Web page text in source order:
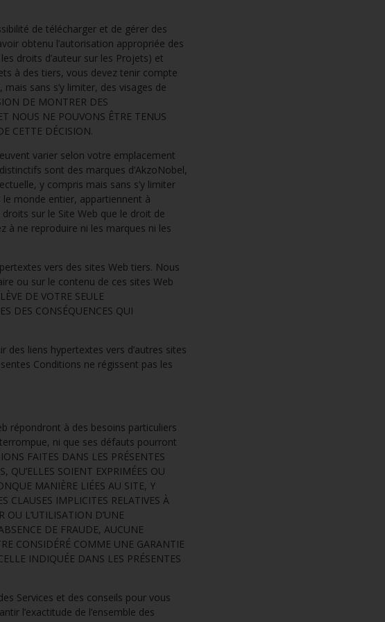
de télécharger et de gérer des
obtenu l’autorisation appropriée des
droits d’auteur sur les Projets) et
à des tiers, vous devez tenir compte
sans s’y limiter, des visages de
DE MONTRER DES
NOUS NE POUVONS ÊTRE TENUS
CETTE DÉCISION.
varier selon votre emplacement
sont des marques d’AkzoNobel,
y compris mais sans s’y limiter
monde entier, appartiennent à
sur le Site Web que le droit de
à ne reproduire ni les marques ni les
vers des sites Web tiers. Nous
ou sur le contenu de ces sites Web
DE VOTRE SEULE
DES CONSÉQUENCES QUI
des liens hypertextes vers d’autres sites
Conditions ne régissent pas les
répondront à des besoins particuliers
ni que ses défauts pourront
FAITES DANS LES PRÉSENTES
SOIENT EXPRIMÉES OU
MANIÈRE LIÉES AU SITE, Y
CLAUSES IMPLICITES RELATIVES À
L’UTILISATION D’UNE
DE FRAUDE, AUCUNE
CONSIDÉRÉ COMME UNE GARANTIE
INDIQUÉE DANS LES PRÉSENTES
Services et des conseils pour vous
l’exactitude de l’ensemble des